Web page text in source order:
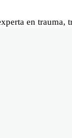
en trauma,